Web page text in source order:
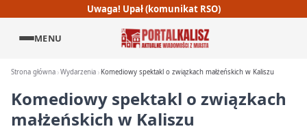
Uwaga! Upał (komunikat RSO)
MENU
Strona główna Wydarzenia Komediowy spektakl o związkach małżeńskich w Kaliszu
Komediowy spektakl o związkach
małżeńskich w Kaliszu